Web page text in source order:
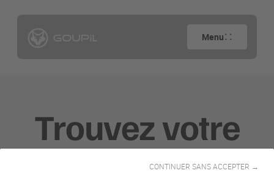
CONTINUER SANS ACCEPTER →
Menu
Trouvez votre
véhicule